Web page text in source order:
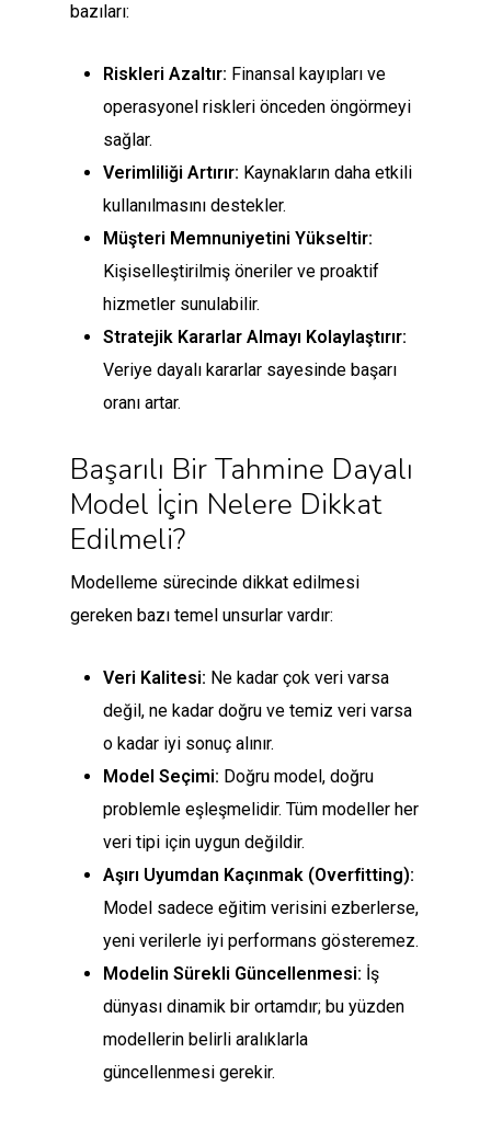
bazıları:
Riskleri Azaltır: Finansal kayıpları ve
operasyonel riskleri önceden öngörmeyi
sağlar.
Verimliliği Artırır: Kaynakların daha etkili
kullanılmasını destekler.
Müşteri Memnuniyetini Yükseltir:
Kişiselleştirilmiş öneriler ve proaktif
hizmetler sunulabilir.
Stratejik Kararlar Almayı Kolaylaştırır:
Veriye dayalı kararlar sayesinde başarı
oranı artar.
Başarılı Bir Tahmine Dayalı
Model İçin Nelere Dikkat
Edilmeli?
Modelleme sürecinde dikkat edilmesi
gereken bazı temel unsurlar vardır:
Veri Kalitesi: Ne kadar çok veri varsa
değil, ne kadar doğru ve temiz veri varsa
o kadar iyi sonuç alınır.
Model Seçimi: Doğru model, doğru
problemle eşleşmelidir. Tüm modeller her
veri tipi için uygun değildir.
Aşırı Uyumdan Kaçınmak (Overfitting):
Model sadece eğitim verisini ezberlerse,
yeni verilerle iyi performans gösteremez.
Modelin Sürekli Güncellenmesi: İş
dünyası dinamik bir ortamdır; bu yüzden
modellerin belirli aralıklarla
güncellenmesi gerekir.